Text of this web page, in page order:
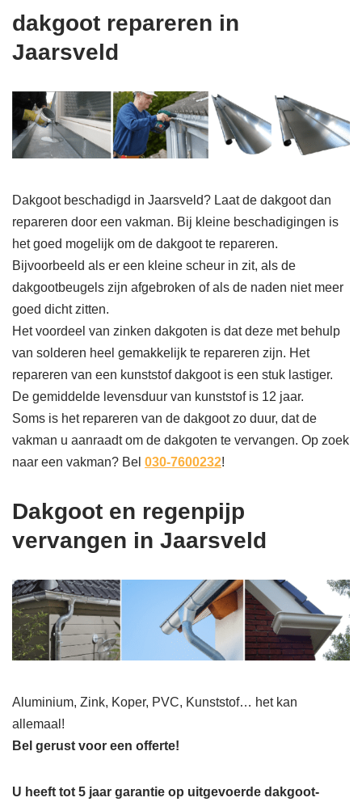
dakgoot repareren in
Jaarsveld
Dakgoot beschadigd in Jaarsveld? Laat de dakgoot dan
repareren door een vakman. Bij kleine beschadigingen is
het goed mogelijk om de dakgoot te repareren.
Bijvoorbeeld als er een kleine scheur in zit, als de
dakgootbeugels zijn afgebroken of als de naden niet meer
goed dicht zitten.
Het voordeel van zinken dakgoten is dat deze met behulp
van solderen heel gemakkelijk te repareren zijn. Het
repareren van een kunststof dakgoot is een stuk lastiger.
De gemiddelde levensduur van kunststof is 12 jaar.
Soms is het repareren van de dakgoot zo duur, dat de
vakman u aanraadt om de dakgoten te vervangen. Op zoek
naar een vakman? Bel 030-7600232!
Dakgoot en regenpijp
vervangen in Jaarsveld
Aluminium, Zink, Koper, PVC, Kunststof… het kan
allemaal!
Bel gerust voor een offerte!
U heeft tot 5 jaar garantie op uitgevoerde dakgoot-